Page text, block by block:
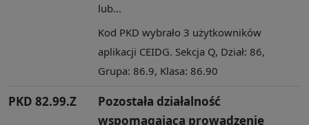
lub...
Kod PKD wybrało 3 użytkowników
aplikacji CEIDG. Sekcja Q, Dział: 86,
Grupa: 86.9, Klasa: 86.90
PKD 82.99.Z
Pozostała działalność
wspomagająca prowadzenie